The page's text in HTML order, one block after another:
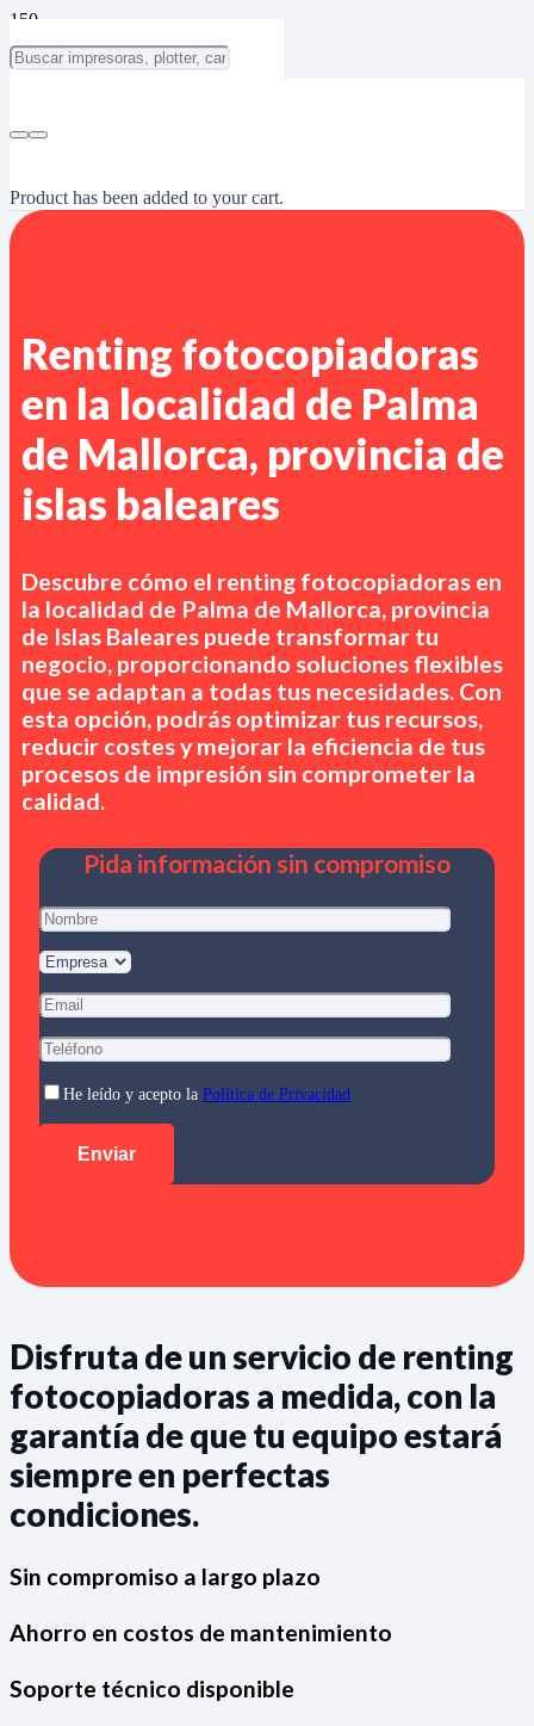
Product has been added to your cart.
Renting fotocopiadoras
en la localidad de Palma
de Mallorca, provincia de
islas baleares
Descubre cómo el renting fotocopiadoras en
la localidad de Palma de Mallorca, provincia
de Islas Baleares puede transformar tu
negocio, proporcionando soluciones flexibles
que se adaptan a todas tus necesidades. Con
esta opción, podrás optimizar tus recursos,
reducir costes y mejorar la eficiencia de tus
procesos de impresión sin comprometer la
calidad.
Pida información sin compromiso
He leído y acepto la Política de Privacidad
Disfruta de un servicio de renting
fotocopiadoras a medida, con la
garantía de que tu equipo estará
siempre en perfectas
condiciones.
Sin compromiso a largo plazo
Ahorro en costos de mantenimiento
Soporte técnico disponible